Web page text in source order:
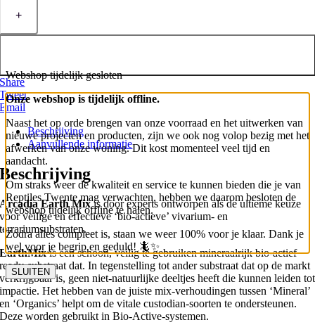
Share
Tweet
Email
Beschrijving
Aanvullende informatie
Beschrijving
Arcadia Earth Mixis door experts ontworpen als de ultieme keuze
voor veilige en effectieve ‘bio-actieve’ vivarium- en
terrariumsubstraten.
EarthMixis een schoon, veilig te gebruiken mineraalrijk bio-actief
ready-substraat dat. In tegenstelling tot ander substraat dat op de markt
verkrijgbaar is, geen niet-natuurlijke deeltjes heeft die kunnen leiden tot
impactie. Het hebben van de juiste mix-verhoudingen tussen ‘Mineral’
en ‘Organics’ helpt om de vitale custodian-soorten te ondersteunen.
Deze worden gebruikt in Bio-Active-systemen.
Webshop tijdelijk gesloten
Onze webshop is tijdelijk offline.
Naast het op orde brengen van onze voorraad en het uitwerken van
nieuwe projecten en producten, zijn we ook nog volop bezig met het
afwerken van onze woning. Dit kost momenteel veel tijd en
aandacht.
Om straks weer de kwaliteit en service te kunnen bieden die je van
Reptiles Twente mag verwachten, hebben we daarom besloten de
webshop tijdelijk offline te halen.
Zodra alles compleet is, staan we weer 100% voor je klaar. Dank je
wel voor je begrip en geduld! 🦎✨
SLUITEN